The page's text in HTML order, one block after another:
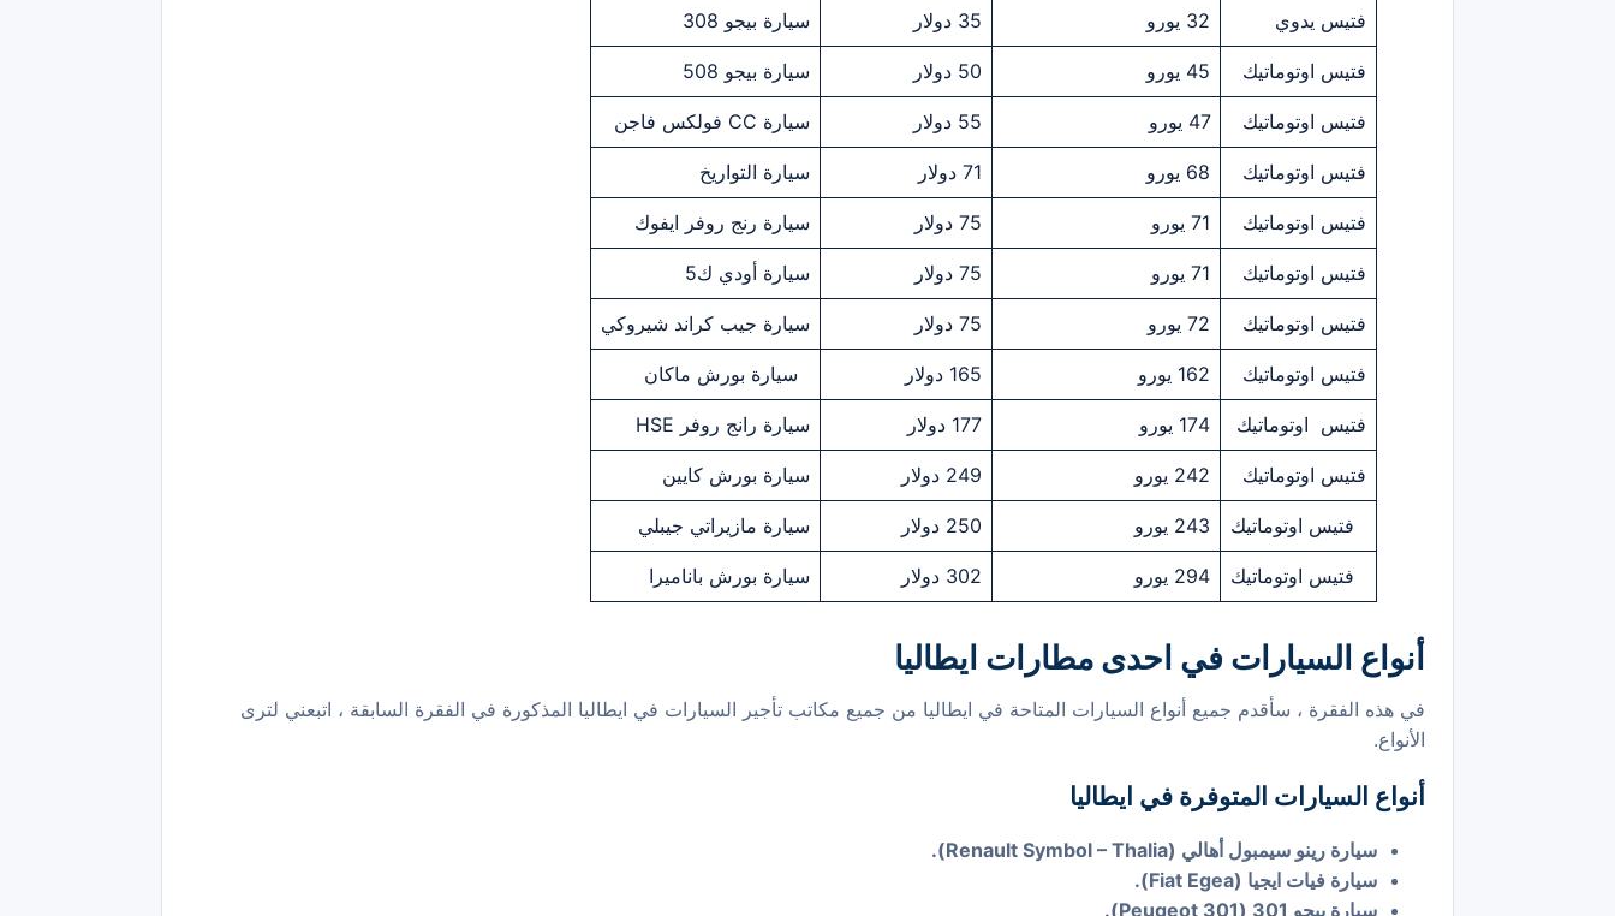
فتيس يدوي 32 يورو 35 دولار سيارة بيجو 308
فتيس اوتوماتيك 45 يورو 50 دولار سيارة بيجو 508
فتيس اوتوماتيك 47 يورو 55 دولار سيارة CC فولكس فاجن
فتيس اوتوماتيك 68 يورو 71 دولار سيارة التواريخ
فتيس اوتوماتيك 71 يورو 75 دولار سيارة رنج روفر ايفوك
فتيس اوتوماتيك 71 يورو 75 دولار سيارة أودي ك5
فتيس اوتوماتيك 72 يورو 75 دولار سيارة جيب كراند شيروكي
فتيس اوتوماتيك 162 يورو 165 دولار سيارة بورش ماكان
فتيس اوتوماتيك 174 يورو 177 دولار سيارة رانج روفر HSE
فتيس اوتوماتيك 242 يورو 249 دولار سيارة بورش كايين
فتيس اوتوماتيك 243 يورو 250 دولار سيارة مازيراتي جيبلي
فتيس اوتوماتيك 294 يورو 302 دولار سيارة بورش باناميرا
أنواع السيارات في احدى مطارات ايطاليا
في هذه الفقرة ، سأقدم جميع أنواع السيارات المتاحة في ايطاليا من جميع مكاتب تأجير السيارات في ايطاليا المذكورة في الفقرة السابقة ، اتبعني لترى
الأنواع.
أنواع السيارات المتوفرة في ايطاليا
سيارة رينو سيمبول أهالي (Renault Symbol – Thalia).
سيارة فيات ايجيا (Fiat Egea).
سيارة بيجو 301 (Peugeot 301).